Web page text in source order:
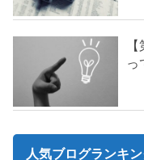
っ
人気ブログランキ